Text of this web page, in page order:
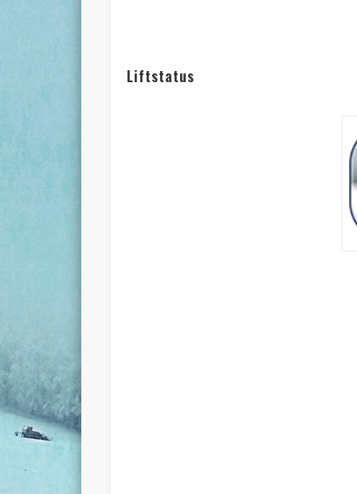
Liftstatus